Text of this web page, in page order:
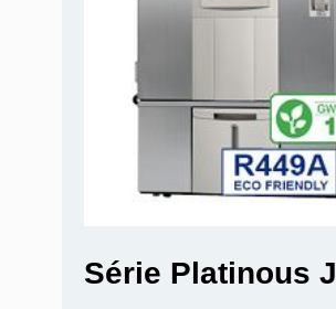
Série Platinous J